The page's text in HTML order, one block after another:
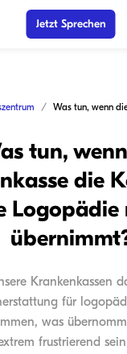
Jetzt Sprechen
tun,
die
Logopädie
Krankenkassen
für
was
frustrierend